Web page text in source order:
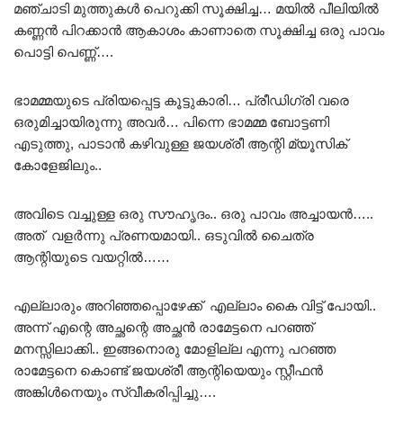
മഞ്ചാടി മുത്തുകൾ പെറുക്കി സൂക്ഷിച്ച… മയിൽ പീലിയിൽ
കണ്ണൻ പിറക്കാൻ ആകാശം കാണാതെ സൂക്ഷിച്ച ഒരു പാവം
പൊട്ടി പെണ്ണ്….
ഭാമമ്മയുടെ പ്രിയപ്പെട്ട കൂട്ടുകാരി… പ്രീഡിഗ്രി വരെ
ഒരുമിച്ചായിരുന്നു അവർ… പിന്നെ ഭാമമ്മ ബോട്ടണി
എടുത്തു, പാടാൻ കഴിവുള്ള ജയശ്രീ ആന്റി മ്യൂസിക്
കോളേജിലും..
അവിടെ വച്ചുള്ള ഒരു സൗഹൃദം.. ഒരു പാവം അച്ചായൻ…..
അത് വളർന്നു പ്രണയമായി.. ഒടുവിൽ ചൈത്ര
ആന്റിയുടെ വയറ്റിൽ……
എല്ലാരും അറിഞ്ഞപ്പൊഴേക്ക് എല്ലാം കൈ വിട്ട് പോയി..
അന്ന് എന്റെ അച്ഛന്റെ അച്ഛൻ രാമേട്ടനെ പറഞ്ഞ്
മനസ്സിലാക്കി.. ഇങ്ങനൊരു മോളില്ല എന്നു പറഞ്ഞ
രാമേട്ടനെ കൊണ്ട് ജയശ്രീ ആന്റിയെയും സ്റ്റീഫൻ
അങ്കിൾനെയും സ്വീകരിപ്പിച്ചു….